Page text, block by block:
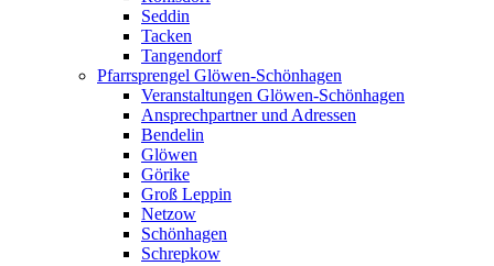
Seddin
Tacken
Tangendorf
Pfarrsprengel Glöwen-Schönhagen
Veranstaltungen Glöwen-Schönhagen
Ansprechpartner und Adressen
Bendelin
Glöwen
Görike
Groß Leppin
Netzow
Schönhagen
Schrepkow